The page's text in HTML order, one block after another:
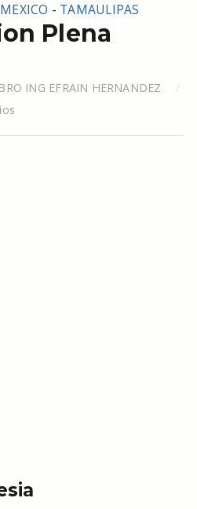
- TAMAULIPAS
Plena
ING EFRAIN HERNANDEZ